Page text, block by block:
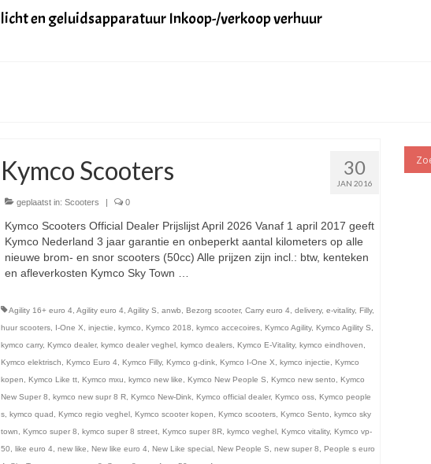
licht en geluidsapparatuur Inkoop-/verkoop verhuur
30
JAN 2016
Kymco Scooters
geplaatst in: Scooters 0
Kymco Scooters Official Dealer Prijslijst April 2026 Vanaf 1 april 2017 geeft
Kymco Nederland 3 jaar garantie en onbeperkt aantal kilometers op alle
nieuwe brom- en snor scooters (50cc) Alle prijzen zijn incl.: btw, kenteken
en afleverkosten Kymco Sky Town …
Agility 16+ euro 4, Agility euro 4, Agility S, anwb, Bezorg scooter, Carry euro 4, delivery, e-vitality, Filly,
huur scooters, I-One X, injectie, kymco, Kymco 2018, kymco accecoires, Kymco Agility, Kymco Agility S,
kymco carry, Kymco dealer, kymco dealer veghel, kymco dealers, Kymco E-Vitality, kymco eindhoven,
Kymco elektrisch, Kymco Euro 4, Kymco Filly, Kymco g-dink, Kymco I-One X, kymco injectie, Kymco
kopen, Kymco Like tt, Kymco mxu, kymco new like, Kymco New People S, Kymco new sento, Kymco
New Super 8, kymco new supr 8 R, Kymco New-Dink, Kymco official dealer, Kymco oss, Kymco people
s, kymco quad, Kymco regio veghel, Kymco scooter kopen, Kymco scooters, Kymco Sento, kymco sky
town, Kymco super 8, kymco super 8 street, Kymco super 8R, kymco veghel, Kymco vitality, Kymco vp-
50, like euro 4, new like, New like euro 4, New Like special, New People S, new super 8, People s euro